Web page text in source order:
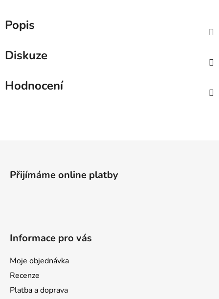
Popis
Diskuze
Hodnocení
Přijímáme online platby
Informace pro vás
Moje objednávka
Recenze
Platba a doprava